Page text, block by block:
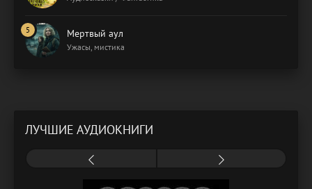
Мертвый аул
Ужасы, мистика
ЛУЧШИЕ АУДИОКНИГИ